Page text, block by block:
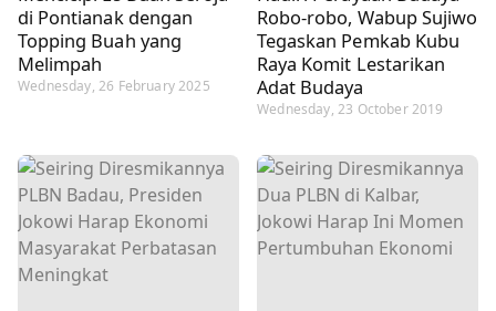
di Pontianak dengan
Topping Buah yang
Melimpah
Wednesday, 26 February 2025
Robo-robo, Wabup Sujiwo
Tegaskan Pemkab Kubu
Raya Komit Lestarikan
Adat Budaya
Wednesday, 23 October 2019